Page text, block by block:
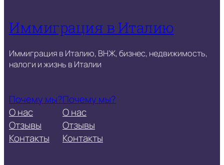
Иммиграция в Италию
Иммиграция в Италию, ВНЖ, бизнес, недвижимость,
налоги и жизнь в Италии
Почему мы?
О нас
Отзывы
Контакты
Почему мы?
О нас
Отзывы
Контакты